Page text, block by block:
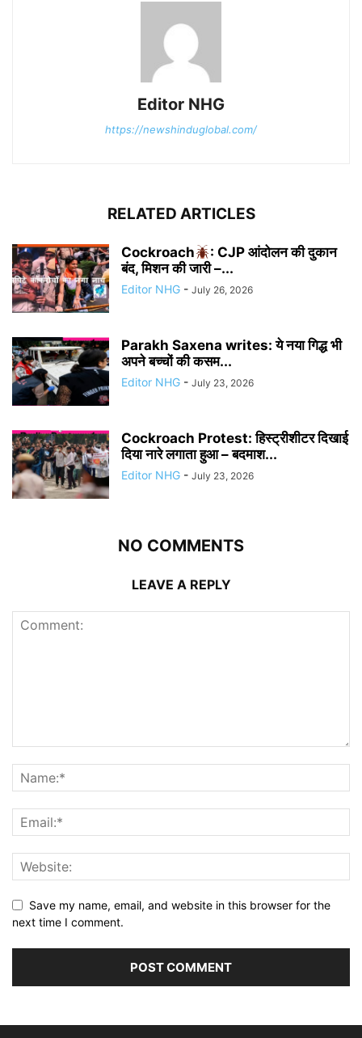
Editor NHG
https://newshinduglobal.com/
RELATED ARTICLES
Cockroach
: CJP आंदोलन की दुकान
बंद, मिशन की जारी –...
Editor NHG - July 26, 2026
Parakh Saxena writes: ये नया गिद्ध भी
अपने बच्चों की कसम...
Editor NHG - July 23, 2026
Cockroach Protest: हिस्ट्रीशीटर दिखाई
दिया नारे लगाता हुआ – बदमाश...
Editor NHG - July 23, 2026
NO COMMENTS
LEAVE A REPLY
Save my name, email, and website in this browser for the
next time I comment.